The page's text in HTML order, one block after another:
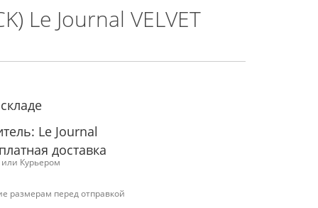
Le Journal VELVET
Le Journal
доставка
или Курьером
размерам перед отправкой